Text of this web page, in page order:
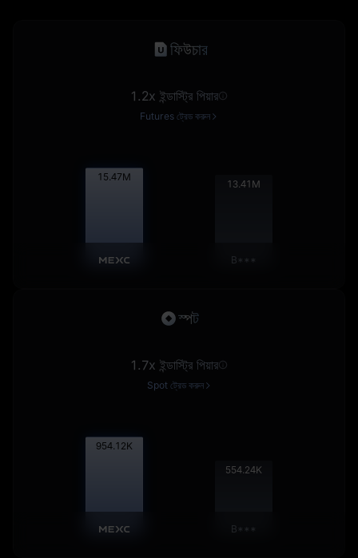
ফিউচার
1.2x ইন্ডাস্ট্রি পিয়ার
Futures ট্রেড করুন
15.48M
13.42 M
B***
স্পট
1.7x ইন্ডাস্ট্রি পিয়ার
Spot ট্রেড করুন
955.08K
554.80K
B***